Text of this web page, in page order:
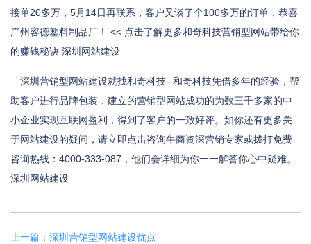
接单20多万，5月14日再联系，客户又谈了个100多万的订单，恭喜
广州容德塑料制品厂！ << 点击了解更多和奇科技营销型网站带给你
的赚钱秘诀 深圳网站建设
深圳营销型网站建设就找和奇科技--和奇科技凭借多年的经验，帮
助客户进行品牌包装，建立的营销型网站成功的为数三千多家的中
小企业实现互联网盈利，得到了客户的一致好评。如你还有更多关
于网站建设的疑问，请立即点击咨询牛商资深营销专家或拨打免费
咨询热线：4000-333-087，他们会详细为你一一解答你心中疑难。
深圳网站建设
上一篇：深圳营销型网站建设优点